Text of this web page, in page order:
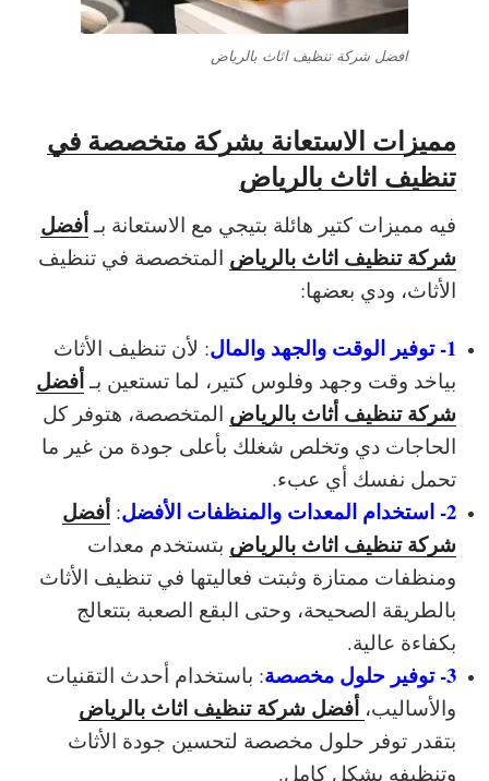
افضل شركة تنظيف اثاث بالرياض
مميزات الاستعانة بشركة متخصصة في
تنظيف اثاث بالرياض
فيه مميزات كتير هائلة بتيجي مع الاستعانة بـأفضل
شركة تنظيف اثاث بالرياض المتخصصة في تنظيف
الأثاث، ودي بعضها:
1- توفير الوقت والجهد والمال
: لأن تنظيف الأثاث
بياخد وقت وجهد وفلوس كتير، لما تستعين بـأفضل
شركة تنظيف أثاث بالرياض المتخصصة، هتوفر كل
الحاجات دي وتخلص شغلك بأعلى جودة من غير ما
تحمل نفسك أي عبء.
2- استخدام المعدات والمنظفات الأفضل : أفضل
شركة تنظيف اثاث بالرياض بتستخدم معدات
ومنظفات ممتازة وثبتت فعاليتها في تنظيف الأثاث
بالطريقة الصحيحة، وحتى البقع الصعبة بتتعالج
بكفاءة عالية.
3- توفير حلول مخصصة
: باستخدام أحدث التقنيات
والأساليب، أفضل شركة تنظيف اثاث بالرياض
بتقدر توفر حلول مخصصة لتحسين جودة الأثاث
وتنظيفه بشكل كامل.